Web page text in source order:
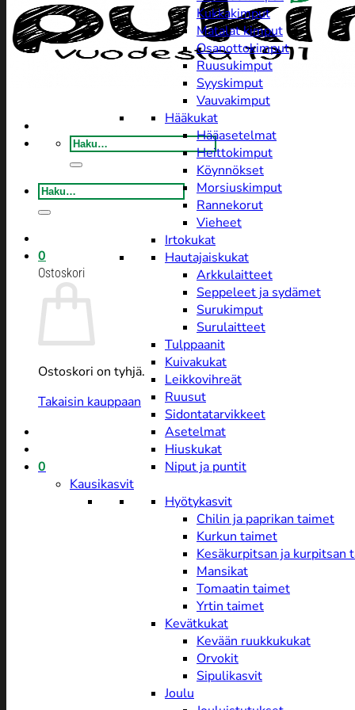
Etsi:
Etsi:
0
Ostoskori
Ostoskori on tyhjä.
Takaisin kauppaan
0
Kukkakimput
Matalat kimput
Osanottokimput
Ruusukimput
Syyskimput
Vauvakimput
Hääkukat
Hääasetelmat
Heittokimput
Köynnökset
Morsiuskimput
Rannekorut
Vieheet
Irtokukat
Hautajaiskukat
Arkkulaitteet
Seppeleet ja sydämet
Surukimput
Surulaitteet
Tulppaanit
Kuivakukat
Leikkovihreät
Ruusut
Sidontatarvikkeet
Asetelmat
Hiuskukat
Niput ja puntit
Kausikasvit
Hyötykasvit
Chilin ja paprikan taimet
Kurkun taimet
Kesäkurpitsan ja kurpitsan
Mansikat
Tomaatin taimet
Yrtin taimet
Kevätkukat
Kevään ruukkukukat
Orvokit
Sipulikasvit
Joulu